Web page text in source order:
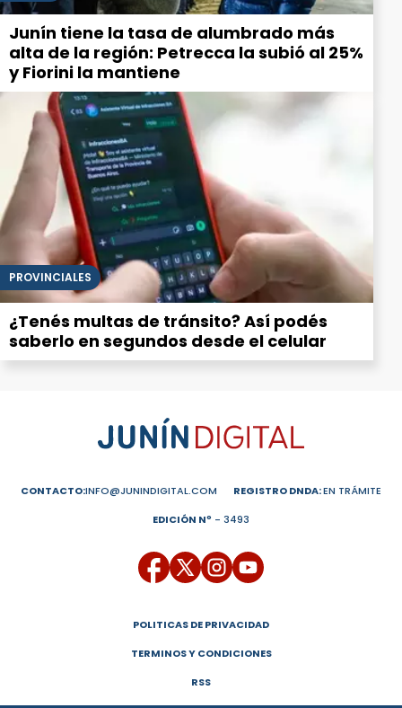
Junín tiene la tasa de alumbrado más
alta de la región: Petrecca la subió al 25%
y Fiorini la mantiene
PROVINCIALES
¿Tenés multas de tránsito? Así podés
saberlo en segundos desde el celular
CONTACTO:INFO@JUNINDIGITAL.COM REGISTRO DNDA:EN TRÁMITE
EDICIÓN Nº - 3493
POLITICAS DE PRIVACIDAD
TERMINOS Y CONDICIONES
RSS